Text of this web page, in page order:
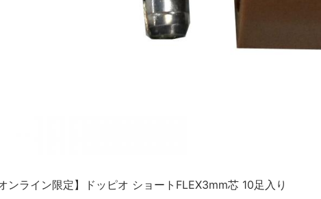
オンライン限定】ドッピオ ショートFLEX3mm芯 10足入り